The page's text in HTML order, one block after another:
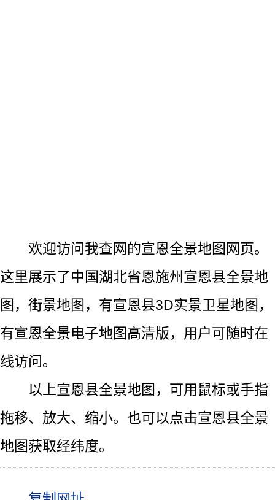
欢迎访问我查网的宣恩全景地图网页。
这里展示了中国湖北省恩施州宣恩县全景地
图，街景地图，有宣恩县3D实景卫星地图，
有宣恩全景电子地图高清版，用户可随时在
线访问。
以上宣恩县全景地图，可用鼠标或手指
拖移、放大、缩小。也可以点击宣恩县全景
地图获取经纬度。